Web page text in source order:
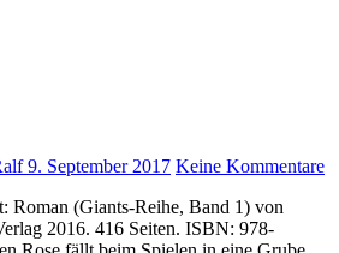
9. September 2017 Keine Kommentare
2016. 416 Seiten. ISBN: 978-